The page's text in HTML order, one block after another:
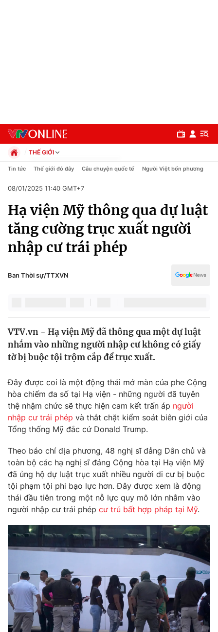
Chuyên mục
Chính trị
Xã hội
Pháp luật
Thế giới
Tin tức
Câu chuyện quốc tế
Kinh tế
Tài chính
Thị trường
Góc doanh nghiệp
Dữ liệu và đời sống
Truyền hình
Hậu trường
Nhân vật
Khán giả
Giải trí
Điện ảnh
Âm nhạc
Sao
Đời sống
Du lịch
Làm đẹp
Chất lượng cuộc sống
Giáo dục
Tuyển sinh
Học trực tuyến
Công nghệ
Hitech Công nghệ tương lai
Sản phẩm
Thị trường
Tư vấn
Lịch phát sóng
Chuyên mục khác
THẾ GIỚI
Chính trị
Pháp luật
Kinh tế
Thể thao
Truyền hình
Văn hóa - Giải trí
Y tế
Công nghệ
Tin tức Thế giới đó đây Câu chuyện quốc tế Người Việt bốn phương
08/01/2025 11:40 GMT+7
Hạ viện Mỹ thông qua dự luật
tăng cường trục xuất người
nhập cư trái phép
Ban Thời sự/TTXVN
VTV.vn - Hạ viện Mỹ đã thông qua một dự luật
nhắm vào những người nhập cư không có giấy
tờ bị buộc tội trộm cắp để trục xuất.
Đây được coi là một động thái mở màn của phe Cộng
hòa chiếm đa số tại Hạ viện - những người đã tuyên
thệ nhậm chức sẽ thực hiện cam kết trấn áp người
nhập cư trái phép và thắt chặt kiểm soát biên giới của
Tổng thống Mỹ đắc cử Donald Trump.
Theo báo chí địa phương, 48 nghị sĩ đảng Dân chủ và
toàn bộ các hạ nghị sĩ đảng Cộng hòa tại Hạ viện Mỹ
đã ủng hộ dự luật trục xuất nhiều người di cư bị buộc
tội phạm tội phi bạo lực hơn. Đây được xem là động
thái đầu tiên trong một nỗ lực quy mô lớn nhằm vào
người nhập cư trái phép cư trú bất hợp pháp tại Mỹ.